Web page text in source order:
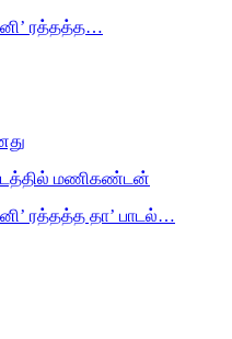
ரத்தத்த…
மணிகண்டன்
ரத்தத்த தா’ பாடல்…